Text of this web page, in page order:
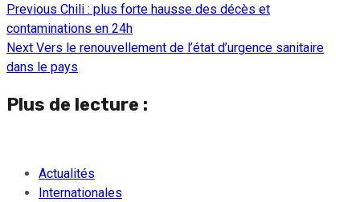
Continue
Reading
Previous Chili : plus forte hausse des décès et
contaminations en 24h
Next Vers le renouvellement de l’état d’urgence sanitaire
dans le pays
Plus de lecture :
Actualités
Internationales